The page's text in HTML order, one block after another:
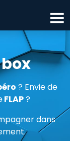
? Envie de
FLAP?
dans